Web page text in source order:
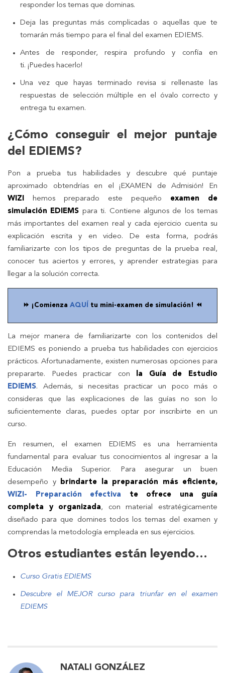
responder los temas que dominas.
Deja las preguntas más complicadas o aquellas que te
tomarán más tiempo para el final del examen EDIEMS.
Antes de responder, respira profundo y confía en
ti. ¡Puedes hacerlo!
Una vez que hayas terminado revisa si rellenaste las
respuestas de selección múltiple en el óvalo correcto y
entrega tu examen.
¿Cómo conseguir el mejor puntaje
del EDIEMS?
Pon a prueba tus habilidades y descubre qué puntaje
aproximado obtendrías en el ¡EXAMEN de Admisión! En
WIZI
hemos preparado este pequeño examen de
simulación EDIEMS para ti. Contiene algunos de los temas
más importantes del examen real y cada ejercicio cuenta su
explicación escrita y en video. De esta forma, podrás
familiarizarte con los tipos de preguntas de la prueba real,
conocer tus aciertos y errores, y aprender estrategias para
llegar a la solución correcta.
⏩ ¡Comienza AQUÍ tu mini-examen de simulación! ⏪
La mejor manera de familiarizarte con los contenidos del
EDIEMS es poniendo a prueba tus habilidades con ejercicios
prácticos. Afortunadamente, existen numerosas opciones para
prepararte. Puedes practicar con
la Guía de Estudio
EDIEMS. Además, si necesitas practicar un poco más o
consideras que las explicaciones de las guías no son lo
suficientemente claras, puedes optar por inscribirte en un
curso.
En resumen, el examen EDIEMS es una herramienta
fundamental para evaluar tus conocimientos al ingresar a la
Educación Media Superior. Para asegurar un buen
desempeño ybrindarte la preparación más eficiente,
WIZI- Preparación efectiva te ofrece una guía
completa y organizada, con material estratégicamente
diseñado para que domines todos los temas del examen y
comprendas la metodología empleada en sus ejercicios.
Otros estudiantes están leyendo…
Curso Gratis EDIEMS
Descubre el MEJOR curso para triunfar en el examen
EDIEMS
NATALI GONZÁLEZ